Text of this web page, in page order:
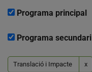
Programa principal
Programa secundari
Translació i Impacte x